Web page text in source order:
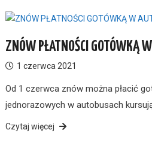
ZNÓW PŁATNOŚCI GOTÓWKĄ
1 czerwca 2021
Od 1 czerwca znów można płacić
jednorazowych w autobusach
Czytaj więcej